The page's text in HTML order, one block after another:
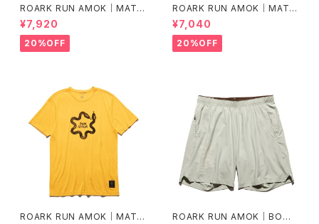
ROARK RUN AMOK｜MATHI
S LS col.BLACK FJORD
¥7,920
20%OFF
ROARK RUN AMOK｜MATHI
S CORE SS col.FOREST
¥7,040
20%OFF
ROARK RUN AMOK｜MATHI
ROARK RUN AMOK｜BOM